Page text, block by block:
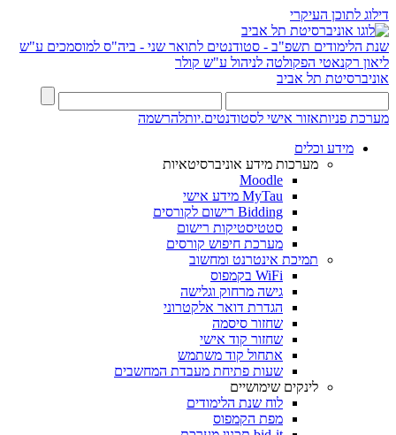
דילוג לתוכן העיקרי
שנת הלימודים תשפ"ב - סטודנטים לתואר שני - ביה"ס למוסמכים ע"ש
ליאון רקנאטי הפקולטה לניהול ע"ש קולר
אוניברסיטת תל אביב
מערכת פניותאזור אישי לסטודנטים.יותלהרשמה
מידע וכלים
מערכות מידע אוניברסיטאיות
Moodle
MyTau מידע אישי
Bidding רישום לקורסים
סטטיסטיקות רישום
מערכת חיפוש קורסים
תמיכת אינטרנט ומחשוב
WiFi בקמפוס
גישה מרחוק וגלישה
הגדרת דואר אלקטרוני
שחזור סיסמה
שחזור קוד אישי
אתחול קוד משתמש
שעות פתיחת מעבדת המחשבים
לינקים שימושיים
לוח שנת הלימודים
מפת הקמפוס